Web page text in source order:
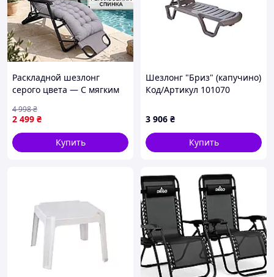
Раскладной шезлонг
серого цвета — С мягким
Подголовник для шеи —
Нагрузка до 150 кг — Для
пляжа и пикника
2 499 ₴
4 998₴
Купить
Шезлонг "Бриз" (капучино)
Код/Артикул 101070
3 906 ₴
Купить